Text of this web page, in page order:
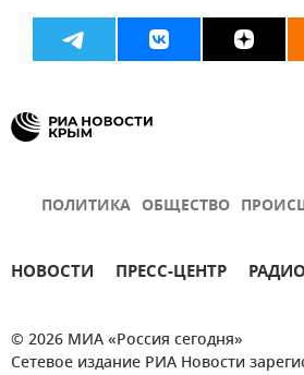
ПОЛИТИКА ОБЩЕСТВО
НОВОСТИ ПРЕСС-ЦЕНТР РАДИО
© 2026 МИА «Россия сегодня»
Сетевое издание РИА Новости